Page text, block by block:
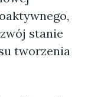
stanie
tworzenia